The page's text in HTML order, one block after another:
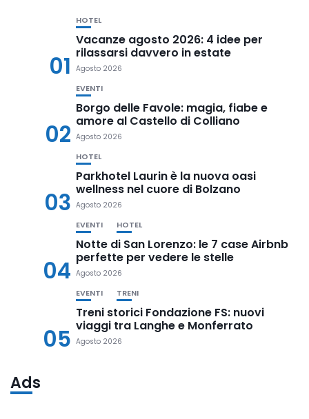
01
HOTEL
Vacanze agosto 2026: 4 idee per
rilassarsi davvero in estate
Agosto 2026
02
EVENTI
Borgo delle Favole: magia, fiabe e
amore al Castello di Colliano
Agosto 2026
03
HOTEL
Parkhotel Laurin è la nuova oasi
wellness nel cuore di Bolzano
Agosto 2026
04
EVENTI HOTEL
Notte di San Lorenzo: le 7 case Airbnb
perfette per vedere le stelle
Agosto 2026
05
EVENTI TRENI
Treni storici Fondazione FS: nuovi
viaggi tra Langhe e Monferrato
Agosto 2026
Ads